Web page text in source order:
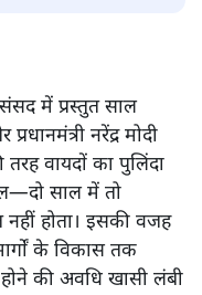
में प्रस्तुत साल
नरेंद्र मोदी
तरह वायदों का पुलिंदा
साल में तो
नहीं होता। इसकी वजह
के विकास तक
की अवधि खासी लंबी